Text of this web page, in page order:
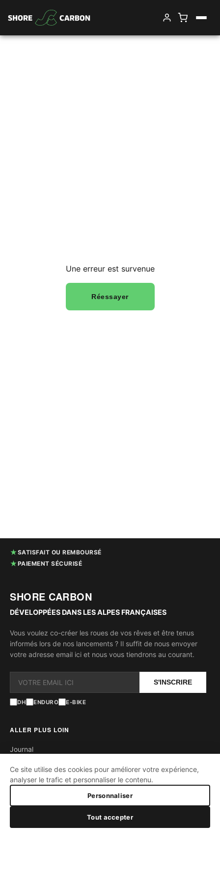
Une erreur est survenue
Réessayer
★SATISFAIT OU REMBOURSÉ
★PAIEMENT SÉCURISÉ
SHORE CARBON
DÉVELOPPÉES DANS LES ALPES FRANÇAISES
Vous voulez co-créer les roues de vos rêves et être tenus
informés lors de nos lancements ? Il suffit de nous envoyer
votre adresse email ici et nous vous tiendrons au courant.
S'INSCRIRE
DH ENDURO E-BIKE
ALLER PLUS LOIN
Journal
Contact
FAQ
Ce site utilise des cookies pour améliorer votre expérience,
analyser le trafic et personnaliser le contenu.
Personnaliser
Tout accepter